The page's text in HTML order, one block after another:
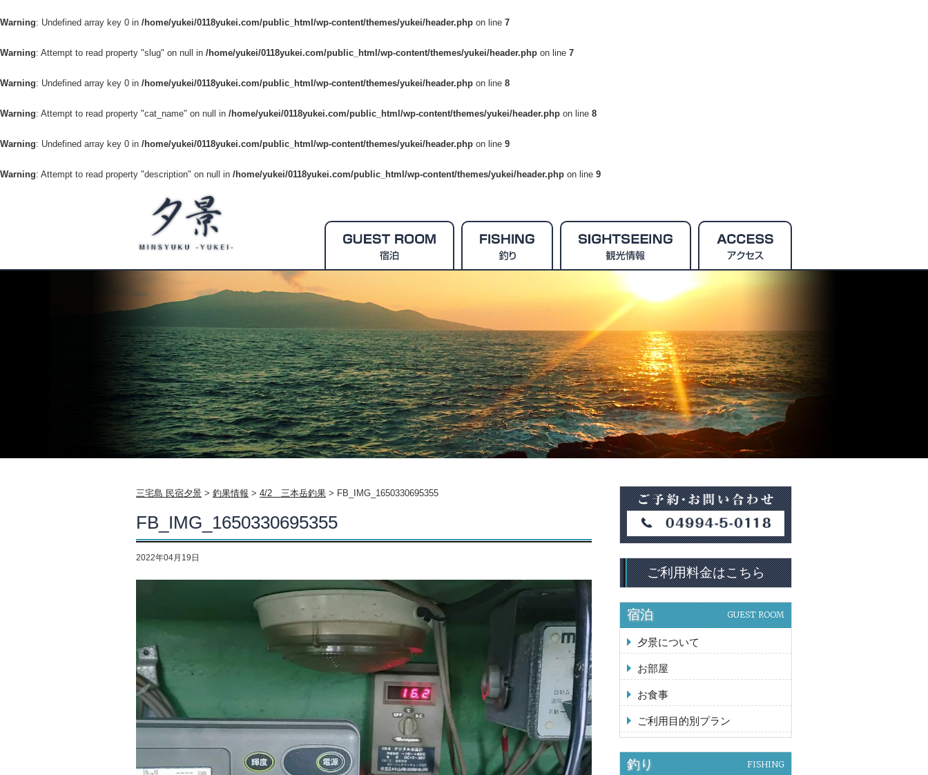
Warning: Undefined array key 0 in /home/yukei/0118yukei.com/public_html/wp-content/themes/yukei/header.php on line 7
Warning: Attempt to read property "slug" on null in /home/yukei/0118yukei.com/public_html/wp-content/themes/yukei/header.php on line 7
Warning: Undefined array key 0 in /home/yukei/0118yukei.com/public_html/wp-content/themes/yukei/header.php on line 8
Warning: Attempt to read property "cat_name" on null in /home/yukei/0118yukei.com/public_html/wp-content/themes/yukei/header.php on line 8
Warning: Undefined array key 0 in /home/yukei/0118yukei.com/public_html/wp-content/themes/yukei/header.php on line 9
Warning: Attempt to read property "description" on null in /home/yukei/0118yukei.com/public_html/wp-content/themes/yukei/header.php on line 9
三宅島 民宿夕景 > 釣果情報 > 4/2 三本岳釣果 > FB_IMG_1650330695355
FB_IMG_1650330695355
2022年04月19日
ご利用料金はこちら
宿泊 GUEST ROOM
夕景について
お部屋
お食事
ご利用目的別プラン
釣り FISHING